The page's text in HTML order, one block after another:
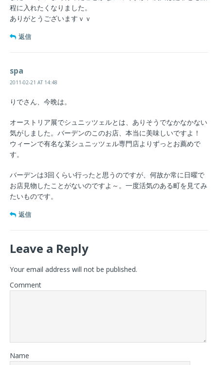
程に入れたくなりました。
ありがとうございますｖｖ
返信
spa
2011-02-21 AT 14:48
りでさん、今晩は。
オーストリア展でシュニッツェルとは、ありそうでなかなかない
気がしました。バーデンのこのお店、本当に美味しいですよ！
ウィーンで有名な某シュニッツェル専門店よりずっとお薦めで
す。
バーデンは3回くらい行ったと思うのですが、何故か常に日曜で
お店見物したことがないのですよ～。一度活気のある町を見てみ
たいものです。
返信
Leave a Reply
Your email address will not be published.
Comment
Name